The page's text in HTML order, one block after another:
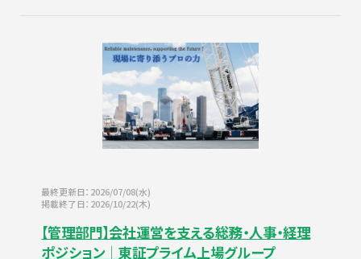
最終更新日：2026/07/08(水)
掲載終了日：2026/10/22(木)
【管理部門】会社運営を支える総務・人事・経理
ポジション│東証プライム上場グループ